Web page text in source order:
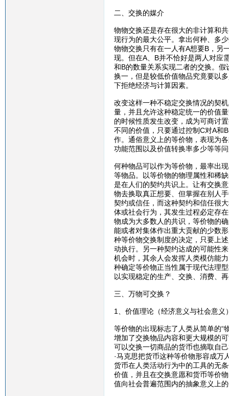
二、交换的媒介
物物交换还是存在很大的非计算和
现行为的最大公平。拿出何种、多
物物交换只有在一人有A想要B，另
现。但在A、B并不恰好是两人对应
和B的数量关系实现二者的交换。
换一，但是较低价值物品究竟要以
下拒绝经济与计算因素。
改变这样一种不稳定交换情况的契
量，并且允许这种稳定统一的价值
的时候性质发生改变，成为可商讨
不同的价值，只要通过控制C对A和
作。通俗意义上的等价物，表现为
功能范围以及价值转换率多少等等
何种物品可以作为等价物，最率出
等物品。以等价物的物理属性和稀
是在人们的契约共识上。让有交换
物去换取真正想要、但掌握在别人
契约或信任，而这种契约和信任很
体或社会行为，其发生过程必定存
物成为大多数人的共识，等价物的
能或者对集体作出重大贡献的少数
种等价物交换制度的决定，只要上
动执行。另一种契约达成的可能性
机会时，其余人会发挥人类模仿能
种确定等价物正当性属于现代法理
以实现稳定的生产、交换、消费、
三、万物可交换？
1、价值理论（经济意义与社会意义
等价物的出现标志了人类从简单的“
增加了交换物品内容和更大规模的
可以交换一切商品的货币也摘取自
·马克思把货币这种等价物形容成
货币在人类活动行为中的工具的无
价值，并且在交换意愿和货币等价
值向社会普遍范围内的抽象意义上